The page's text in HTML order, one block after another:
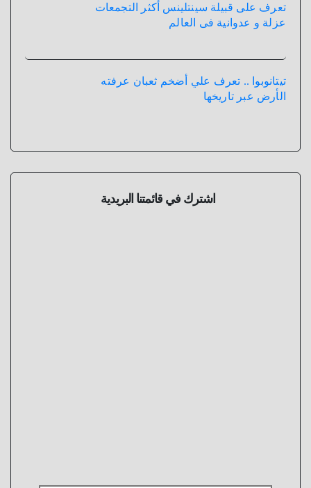
تعرف على قبيلة سينتلينس أكثر التجمعات
عزلة و عدوانية فى العالم
تيتانوبوا .. تعرف علي أضخم ثعبان عرفته
الأرض عبر تاريخها
اشترك في قائمتنا البريدية